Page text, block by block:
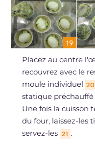
Placez au centre
recouvrez avec le
moule individuel 20
statique préchauffé
Une fois la cuisson
du four, laissez-les
servez-les 21 .